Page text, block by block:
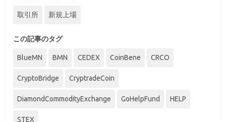
取引所 新規上場
この記事のタグ
BlueMN BMN CEDEX CoinBene CRCO
CryptoBridge CryptradeCoin
DiamondCommodityExchange GoHelpFund HELP
STEX